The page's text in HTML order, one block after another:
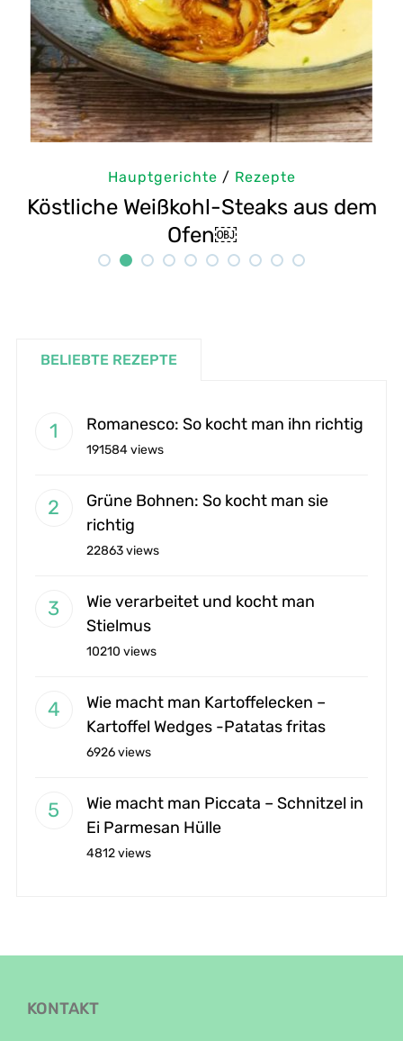
aus dem
Hauptgerichte
Selbstgemachte Tahini:
BELIEBTE REZEPTE
Romanesco: So kocht man ihn richtig
191584 views
Grüne Bohnen: So kocht man sie
richtig
22863 views
Wie verarbeitet und kocht man
Stielmus
10210 views
Wie macht man Kartoffelecken –
Kartoffel Wedges -Patatas fritas
6926 views
Wie macht man Piccata – Schnitzel in
Ei Parmesan Hülle
4812 views
KONTAKT